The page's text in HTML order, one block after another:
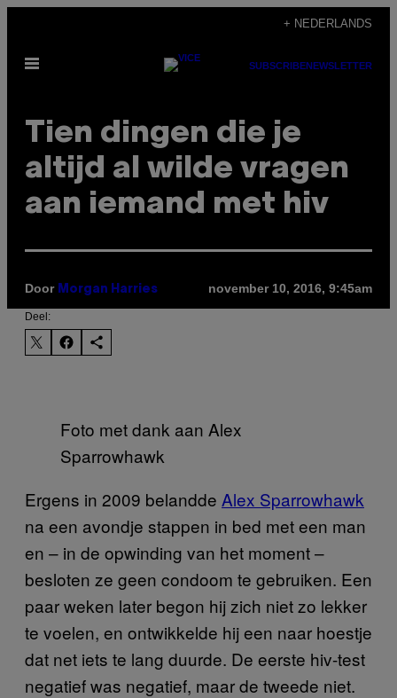
de
+ NEDERLANDS
Open
SUBSCRIBENEWSLETTER
Tien dingen die je
altijd al wilde vragen
aan iemand met hiv
Door Morgan Harries november 10, 2016, 9:45am
Deel:
Foto met dank aan Alex
Sparrowhawk
Ergens in 2009 belandde Alex Sparrowhawk
na een avondje stappen in bed met een man
en – in de opwinding van het moment –
besloten ze geen condoom te gebruiken. Een
paar weken later begon hij zich niet zo lekker
te voelen, en ontwikkelde hij een naar hoestje
dat net iets te lang duurde. De eerste hiv-test
negatief was negatief, maar de tweede niet.